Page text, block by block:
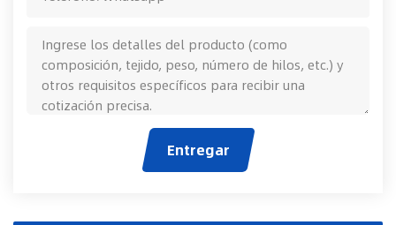
Entregar